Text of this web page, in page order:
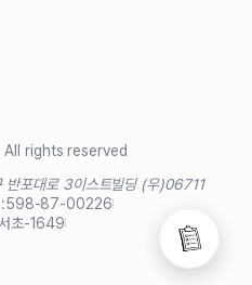
rights reserved
반포대로 3이스트빌딩 (우)06711
598-87-00226
초-1649